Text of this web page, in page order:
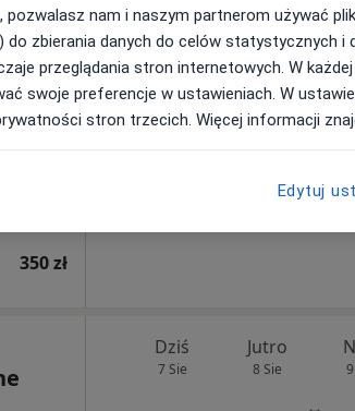
350 zł
Dziś
7 Sie
Jutro
Umawianie online nie
Dziś
7 Sie
Jutro
8 Sie
pozwalasz nam i naszym partnerom używać
do zbierania danych do celów statystycznych i
przeglądania stron internetowych. W
swoje preferencje w ustawieniach. W
stron trzecich. Więcej informacji
Edytuj